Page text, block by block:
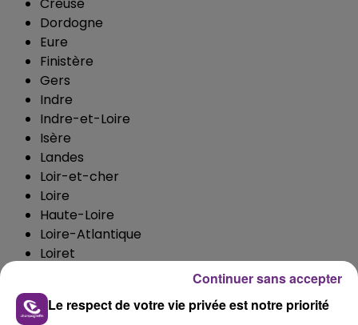
Dordogne
Eure
Finistère
Gers
Indre
Indre-et-Loire
Isère
Landes
Loir-et-cher
Loire
Haute-Loire
Loire-Atlantique
Loiret
Maine-et-Loire
Manche
Le respect de votre vie privée est notre priorité
Continuer sans accepter